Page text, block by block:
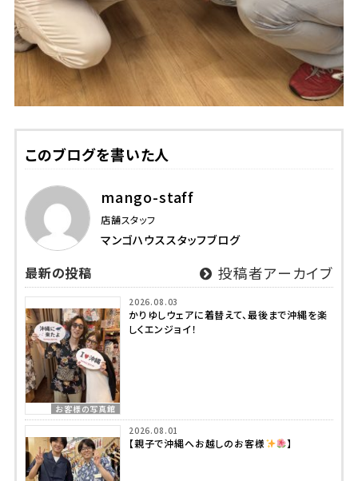
このブログを書いた人
mango-staff
店舗スタッフ
マンゴハウススタッフブログ
最新の投稿 投稿者アーカイブ
お客様の写真館
2026.08.03
かりゆしウェアに着替えて、最後まで沖縄を楽
しくエンジョイ！
2026.08.01
【親子で沖縄へお越しのお客様 】